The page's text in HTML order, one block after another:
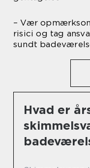
– Vær
risici og tag
sundt
Hvad er